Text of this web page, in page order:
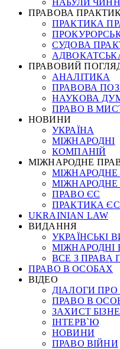
НАБУЛИ
ПРАВОВА
ПРАКТИКА
СУДОВА
ПРАВОВИЙ
АНАЛІТИКА
ПРАВОВА
НАУКОВА
ПРАВО В
НОВИНИ
УКРАЇНА
МІЖНАРОДНІ
КОМПАНІЙ
МІЖНАРОДНЕ
МІЖНАРОДНЕ
МІЖНАРОДНЕ
ПРАВО ЄС
ПРАКТИКА
UKRAINIAN LAW
ВИДАННЯ
УКРАЇНСЬКІ
МІЖНАРОДНІ
ВСЕ З ПРАВА
ПРАВО В ОСОБАХ
ВІДЕО
ДІАЛОГИ
ПРАВО В
ЗАХИСТ
ІНТЕРВ`Ю
НОВИНИ
ПРАВО ВІЙНИ